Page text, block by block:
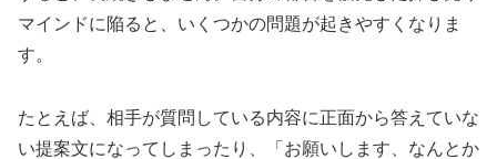
マインドに陥ると、いくつかの問題が起きやすくなりま
す。
たとえば、相手が質問している内容に正面から答えていな
い提案文になってしまったり、「お願いします、なんとか